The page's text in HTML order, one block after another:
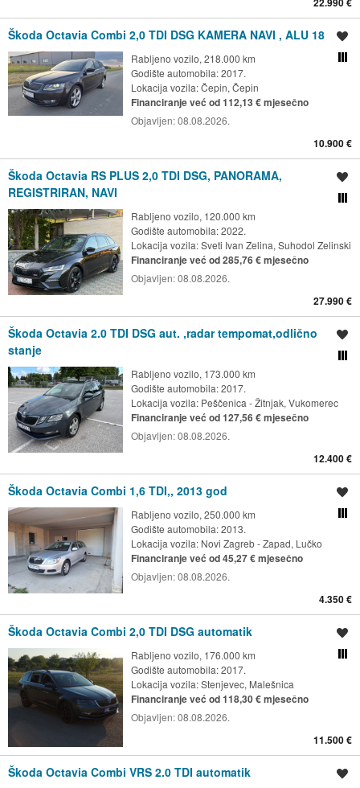
Škoda Octavia Combi 2,0 TDI DSG KAMERA NAVI , ALU 18
Rabljeno vozilo, 218.000 km
Godište automobila: 2017.
Lokacija vozila:Čepin, Čepin
Financiranje već od 112,13 € mjesečno
Objavljen:08.08.2026.
10.900 €
Škoda Octavia RS PLUS 2,0 TDI DSG, PANORAMA,
REGISTRIRAN, NAVI
Rabljeno vozilo, 120.000 km
Godište automobila: 2022.
Lokacija vozila:Sveti Ivan Zelina, Suhodol Zelinski
Financiranje već od 285,76 € mjesečno
Objavljen:08.08.2026.
27.990 €
Škoda Octavia 2.0 TDI DSG aut. ,radar tempomat,odlično
stanje
Rabljeno vozilo, 173.000 km
Godište automobila: 2017.
Lokacija vozila: Peščenica - Žitnjak, Vukomerec
Financiranje već od 127,56 € mjesečno
Objavljen:08.08.2026.
12.400 €
Škoda Octavia Combi 1,6 TDI,, 2013 god
Rabljeno vozilo, 250.000 km
Godište automobila: 2013.
Lokacija vozila: Novi Zagreb - Zapad, Lučko
Financiranje već od 45,27 € mjesečno
Objavljen:08.08.2026.
4.350 €
Škoda Octavia Combi 2,0 TDI DSG automatik
Rabljeno vozilo, 176.000 km
Godište automobila: 2017.
Lokacija vozila:Stenjevec, Malešnica
Financiranje već od 118,30 € mjesečno
Objavljen:08.08.2026.
11.500 €
Škoda Octavia Combi VRS 2.0 TDI automatik